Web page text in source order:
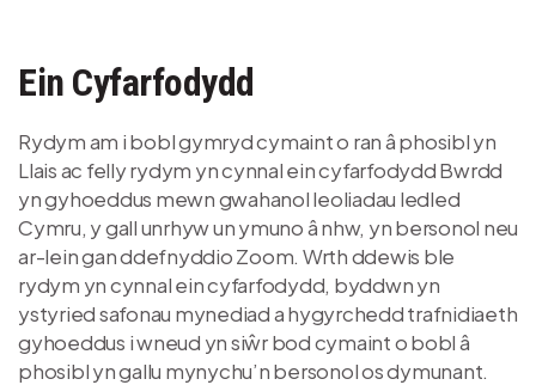
Ein Cyfarfodydd
Rydym am i bobl gymryd cymaint o ran â phosibl yn
Llais ac felly rydym yn cynnal ein cyfarfodydd Bwrdd
yn gyhoeddus mewn gwahanol leoliadau ledled
Cymru, y gall unrhyw un ymuno â nhw, yn bersonol neu
ar-lein gan ddefnyddio Zoom. Wrth ddewis ble
rydym yn cynnal ein cyfarfodydd, byddwn yn
ystyried safonau mynediad a hygyrchedd trafnidiaeth
gyhoeddus i wneud yn siŵr bod cymaint o bobl â
phosibl yn gallu mynychu’n bersonol os dymunant.